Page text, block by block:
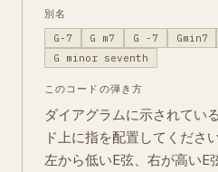
別名
G-7
G m7 G -7 Gmin7
G minor seventh
このコードの弾き方
ダイアグラムに示されてい
ド上に指を配置してくださ
左から低いE弦、右が高いE